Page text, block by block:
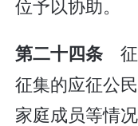
位予以协助。
第二十四条 征
征集的应征公
家庭成员等情况